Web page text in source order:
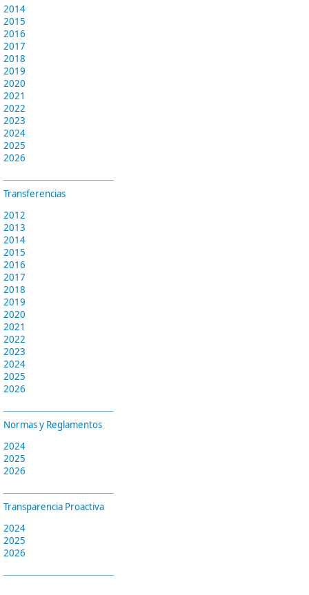
2014
2015
2016
2017
2018
2019
2020
2021
2022
2023
2024
2025
2026
Transferencias
2012
2013
2014
2015
2016
2017
2018
2019
2020
2021
2022
2023
2024
2025
2026
Normas y Reglamentos
2024
2025
2026
Transparencia Proactiva
2024
2025
2026